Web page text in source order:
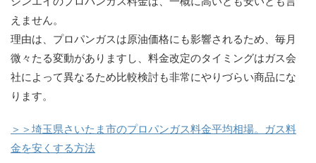
えません。
理由は、プロパンガスは原油価格にも影響されるため、毎月
微々たる変動がありますし、料金改定のタイミングはガス会
社によって異なるため比較検討も非常にやりづらい商品にな
ります。
＞＞埼玉県さいたま市のプロパンガス料金平均相場。ガス料
金を安くする方法